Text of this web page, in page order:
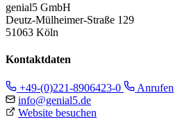
genial5 GmbH
Deutz-Mülheimer-Straße 129
51063 Köln
Kontaktdaten
+49-(0)221-8906423-0
Anrufen
info@genial5.de
Website besuchen